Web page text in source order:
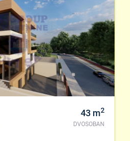
43 m2
DVOSOBAN